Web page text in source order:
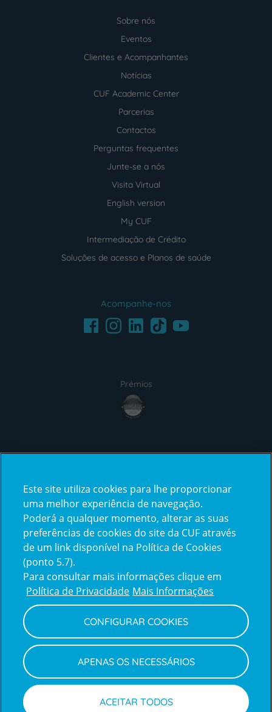
Sobre nós
Eventos
Clientes e Acompanhantes
Notícias
CUF Academic Center
Parcerias
Contactos
Perguntas frequentes
Junte-se a nós
Visita Virtual
English version
My CUF
Intermediação de Crédito
Soluções de acesso e Planos de saúde
Acompanhe-nos
FacebookInstagramLinkedInTikTokYoutube
Prémios
award4
certification2certification3
Reclamações
e
elogios
Policy
Política de Privacidade e Cookies
Termos e Condições
Declaração de Acessibilidade
Canal de Denúncias
Informações legais
Este site utiliza cookies para lhe proporcionar
uma melhor experiência de navegação.
Poderá a qualquer momento, alterar as suas
preferências de cookies do site da CUF através
de um link disponível na Política de Cookies
(ponto 5.7).
Para consultar mais informações clique em
Política de Privacidade Mais Informações
CONFIGURAR COOKIES
APENAS OS NECESSÁRIOS
ACEITAR TODOS